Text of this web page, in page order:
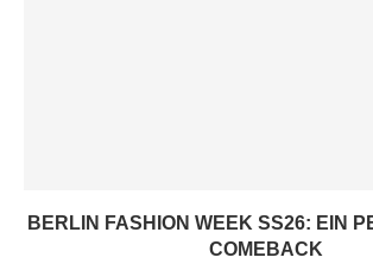
BERLIN FASHION WEEK SS26: EIN
COMEBACK